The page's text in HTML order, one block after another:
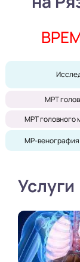
МРТ
МРТ головного
МР-венография
Услуги